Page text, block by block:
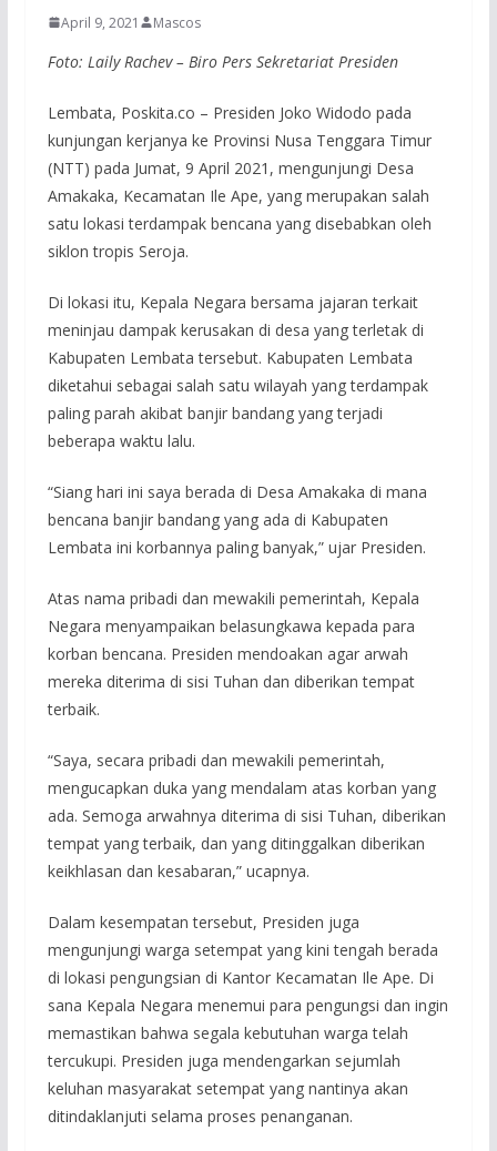
April 9, 2021 Mascos
Foto: Laily Rachev – Biro Pers Sekretariat Presiden
Lembata, Poskita.co – Presiden Joko Widodo pada
kunjungan kerjanya ke Provinsi Nusa Tenggara Timur
(NTT) pada Jumat, 9 April 2021, mengunjungi Desa
Amakaka, Kecamatan Ile Ape, yang merupakan salah
satu lokasi terdampak bencana yang disebabkan oleh
siklon tropis Seroja.
Di lokasi itu, Kepala Negara bersama jajaran terkait
meninjau dampak kerusakan di desa yang terletak di
Kabupaten Lembata tersebut. Kabupaten Lembata
diketahui sebagai salah satu wilayah yang terdampak
paling parah akibat banjir bandang yang terjadi
beberapa waktu lalu.
“Siang hari ini saya berada di Desa Amakaka di mana
bencana banjir bandang yang ada di Kabupaten
Lembata ini korbannya paling banyak,” ujar Presiden.
Atas nama pribadi dan mewakili pemerintah, Kepala
Negara menyampaikan belasungkawa kepada para
korban bencana. Presiden mendoakan agar arwah
mereka diterima di sisi Tuhan dan diberikan tempat
terbaik.
“Saya, secara pribadi dan mewakili pemerintah,
mengucapkan duka yang mendalam atas korban yang
ada. Semoga arwahnya diterima di sisi Tuhan, diberikan
tempat yang terbaik, dan yang ditinggalkan diberikan
keikhlasan dan kesabaran,” ucapnya.
Dalam kesempatan tersebut, Presiden juga
mengunjungi warga setempat yang kini tengah berada
di lokasi pengungsian di Kantor Kecamatan Ile Ape. Di
sana Kepala Negara menemui para pengungsi dan ingin
memastikan bahwa segala kebutuhan warga telah
tercukupi. Presiden juga mendengarkan sejumlah
keluhan masyarakat setempat yang nantinya akan
ditindaklanjuti selama proses penanganan.